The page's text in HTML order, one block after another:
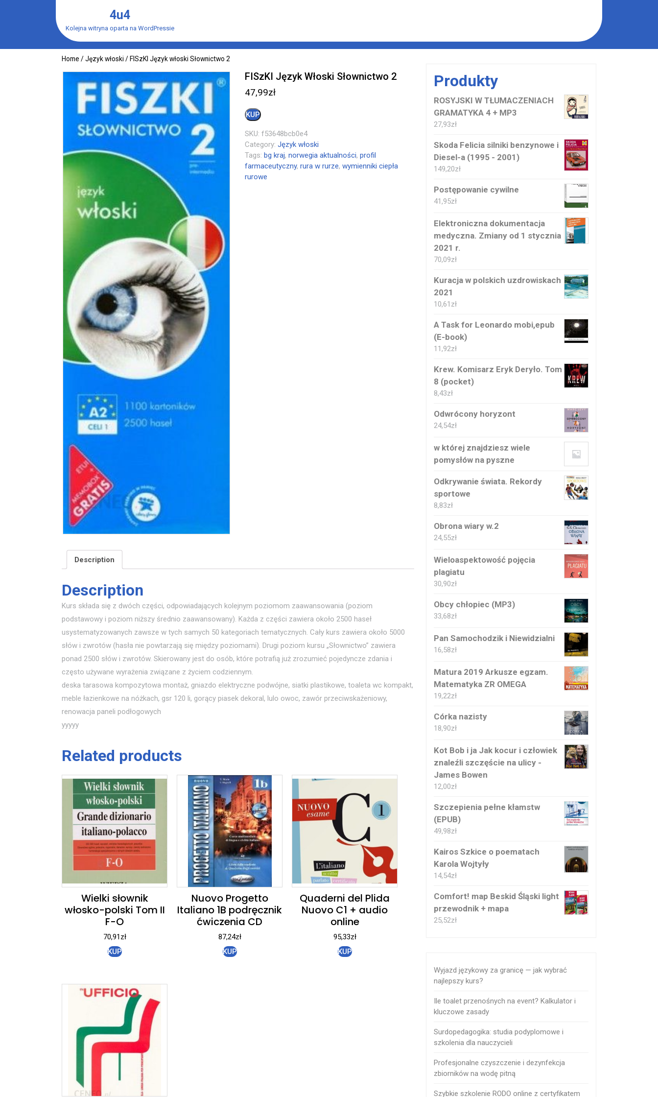
4u4
Kolejna witryna oparta na WordPressie
Home /Język włoski / FISzKI Język włoski Słownictwo 2
FISzKI Język Włoski Słownictwo 2
47,99zł
KUP
SKU:f53648bcb0e4
Category:Język włoski
Tags:bg kraj,norwegia aktualności,profil
farmaceutyczny,rura w rurze,wymienniki ciepła
rurowe
Description
Description
Kurs składa się z dwóch części, odpowiadających kolejnym poziomom zaawansowania (poziom
podstawowy i poziom niższy średnio zaawansowany). Każda z części zawiera około 2500 haseł
usystematyzowanych zawsze w tych samych 50 kategoriach tematycznych. Cały kurs zawiera około 5000
słów i zwrotów (hasła nie powtarzają się między poziomami). Drugi poziom kursu „Słownictwo” zawiera
ponad 2500 słów i zwrotów. Skierowany jest do osób, które potrafią już zrozumieć pojedyncze zdania i
często używane wyrażenia związane z życiem codziennym.
deska tarasowa kompozytowa montaż, gniazdo elektryczne podwójne, siatki plastikowe, toaleta wc kompakt,
meble łazienkowe na nóżkach, gsr 120 li, gorący piasek dekoral, lulo owoc, zawór przeciwskażeniowy,
renowacja paneli podłogowych
yyyyy
Related products
Wielki słownik
włosko-polski Tom II
F-O
70,91 zł
KUP
Nuovo Progetto
Italiano 1B podręcznik
ćwiczenia CD
87,24zł
KUP
Quaderni del Plida
Nuovo C1 + audio
online
95,33zł
KUP
Produkty
ROSYJSKI W TŁUMACZENIACH
GRAMATYKA 4 + MP3
27,93zł
Skoda Felicia silniki benzynowe i
Diesel-a (1995 - 2001)
149,20zł
Postępowanie cywilne
41,95zł
Elektroniczna dokumentacja
medyczna. Zmiany od 1 stycznia
2021 r.
70,09zł
Kuracja w polskich uzdrowiskach
2021
10,61 zł
A Task for Leonardo mobi,epub
(E-book)
11,92zł
Krew. Komisarz Eryk Deryło. Tom
8 (pocket)
8,43zł
Odwrócony horyzont
24,54zł
w której znajdziesz wiele
pomysłów na pyszne
Odkrywanie świata. Rekordy
sportowe
8,83zł
Obrona wiary w.2
24,55zł
Wieloaspektowość pojęcia
plagiatu
30,90zł
Obcy chłopiec (MP3)
33,68zł
Pan Samochodzik i Niewidzialni
16,58zł
Matura 2019 Arkusze egzam.
Matematyka ZR OMEGA
19,22zł
Córka nazisty
18,90zł
Kot Bob i ja Jak kocur i człowiek
znaleźli szczęście na ulicy -
James Bowen
12,00zł
Szczepienia pełne kłamstw
(EPUB)
49,98zł
Kairos Szkice o poematach
Karola Wojtyły
14,54zł
Comfort! map Beskid Śląski light
przewodnik + mapa
25,52zł
Wyjazd językowy za granicę — jak wybrać
najlepszy kurs?
Ile toalet przenośnych na event? Kalkulator i
kluczowe zasady
Surdopedagogika: studia podyplomowe i
szkolenia dla nauczycieli
Profesjonalne czyszczenie i dezynfekcja
zbiorników na wodę pitną
Szybkie szkolenie RODO online z certyfikatem